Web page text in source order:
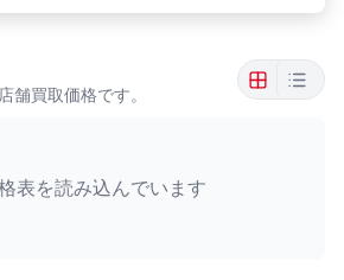
舗買取価格です。
表を読み込んでいます